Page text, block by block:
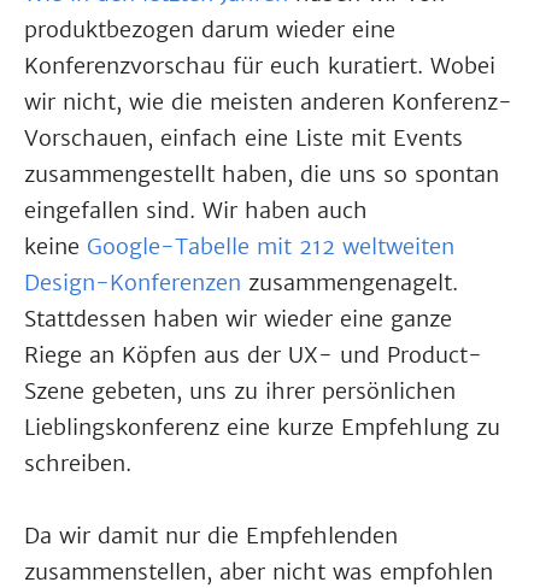
produktbezogen darum wieder eine
Konferenzvorschau für euch kuratiert. Wobei
wir nicht, wie die meisten anderen Konferenz-
Vorschauen, einfach eine Liste mit Events
zusammengestellt haben, die uns so spontan
eingefallen sind. Wir haben auch
keine Google-Tabelle mit 212 weltweiten
Design-Konferenzen zusammengenagelt.
Stattdessen haben wir wieder eine ganze
Riege an Köpfen aus der UX- und Product-
Szene gebeten, uns zu ihrer persönlichen
Lieblingskonferenz eine kurze Empfehlung zu
schreiben.
Da wir damit nur die Empfehlenden
zusammenstellen, aber nicht was empfohlen